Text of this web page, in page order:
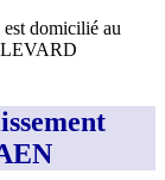
domicilié au